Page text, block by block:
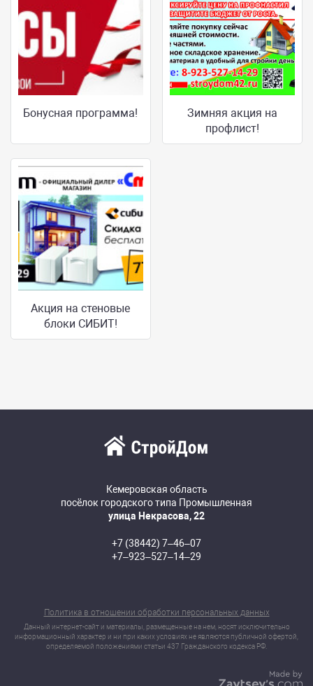
Бонусная программа!
Зимняя акция на
профлист!
Акция на стеновые
блоки СИБИТ!
Кемеровская область
посёлок городского типа Промышленная
улица Некрасова, 22
+7 (38442) 7‒46‒07
+7‒923‒527‒14‒29
Политика в отношении обработки персональных данных
Данный интернет-сайт и материалы, размещенные на нем, носят исключительно
информационный характер и ни при каких условиях не являются публичной офертой,
определяемой положениями статьи 437 Гражданского кодекса РФ.